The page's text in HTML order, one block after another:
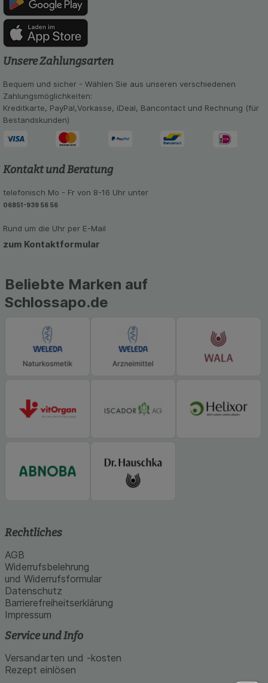
anzuzeigen und unser Partnerprogramm zu
betreiben.
Statistik & Tracking:
Informationen über die Art und Weise der Nutzung
unserer Website sammeln, mit deren Hilfe wir
den Inhalt auf unserer Website aber auch die
Werbung auf Drittseiten möglichst relevant für Sie
zu gestalten. Bitte beachten Sie, dass Daten
hierfür teilweise an Dritte wie z.B. Google oder
soziale Medien übertragen werden.
Unsere Zahlungsarten
Bequem und sicher - Wählen Sie aus unseren verschiedenen
Zahlungsmöglichkeiten:
Kreditkarte, PayPal,Vorkasse, iDeal, Bancontact und Rechnung (für
Bestandskunden)
Kontakt und Beratung
telefonisch Mo - Fr von 8-16 Uhr unter
06851-939 56 56
Rund um die Uhr per E-Mail
zum Kontaktformular
Beliebte Marken auf
Schlossapo.de
Rechtliches
AGB
Widerrufsbelehrung
und Widerrufsformular
Datenschutz
Barrierefreiheitserklärung
Impressum
Service und Info
Versandarten und -kosten
Rezept einlösen